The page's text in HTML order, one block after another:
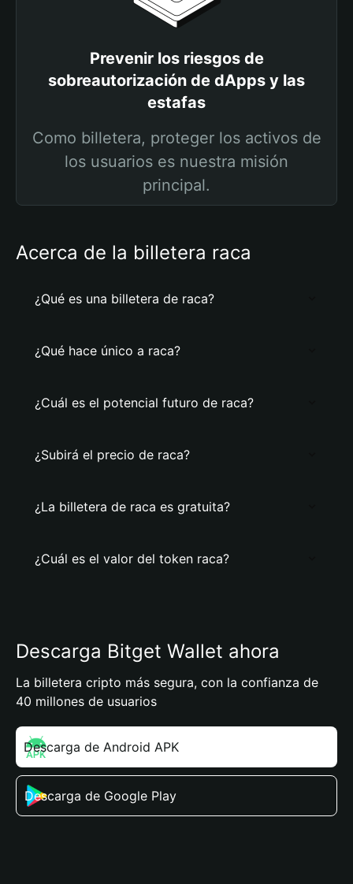
Prevenir los riesgos de
sobreautorización de dApps y las
estafas
Como billetera, proteger los activos de
los usuarios es nuestra misión
principal.
Acerca de la billetera raca
¿Qué es una billetera de raca?
¿Qué hace único a raca?
¿Cuál es el potencial futuro de raca?
¿Subirá el precio de raca?
¿La billetera de raca es gratuita?
¿Cuál es el valor del token raca?
Descarga Bitget Wallet ahora
La billetera cripto más segura, con la confianza de
40 millones de usuarios
Descarga de Android APK
Descarga de Google Play